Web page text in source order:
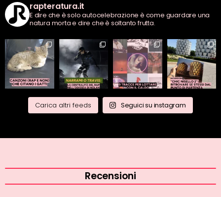
rapteratura.it
E dire che è solo autocelebrazione è come guardare una
natura morta e dire che è soltanto frutta.
Carica altri feeds Seguici su instagram
Recensioni